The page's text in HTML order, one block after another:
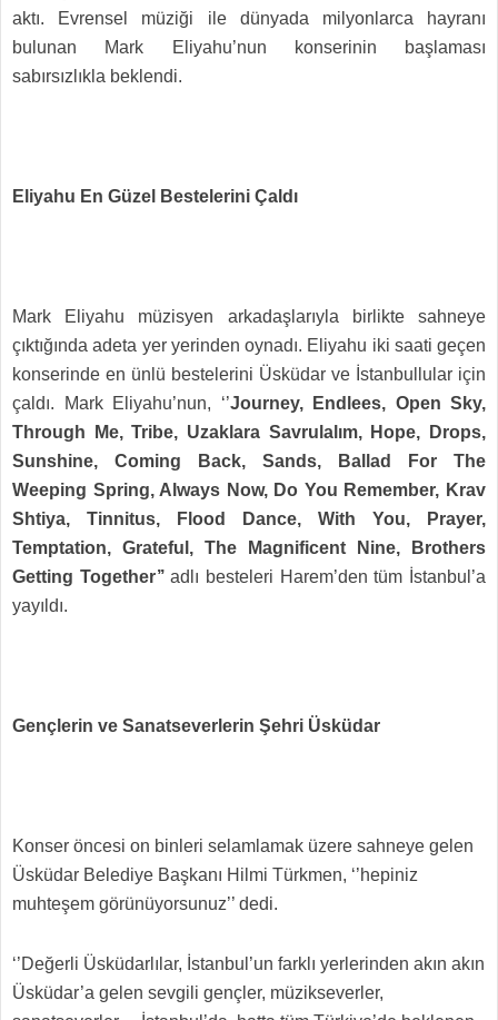
aktı. Evrensel müziği ile dünyada milyonlarca hayranı
bulunan Mark Eliyahu’nun konserinin başlaması
sabırsızlıkla beklendi.
Eliyahu En Güzel Bestelerini Çaldı
Mark Eliyahu müzisyen arkadaşlarıyla birlikte sahneye
çıktığında adeta yer yerinden oynadı. Eliyahu iki saati geçen
konserinde en ünlü bestelerini Üsküdar ve İstanbullular için
çaldı. Mark Eliyahu’nun, ‘’Journey, Endlees, Open Sky,
Through Me, Tribe, Uzaklara Savrulalım, Hope, Drops,
Sunshine, Coming Back, Sands, Ballad For The
Weeping Spring, Always Now, Do You Remember, Krav
Shtiya, Tinnitus, Flood Dance, With You, Prayer,
Temptation, Grateful, The Magnificent Nine, Brothers
Getting Together’’adlı besteleri Harem’den tüm İstanbul’a
yayıldı.
Gençlerin ve Sanatseverlerin Şehri Üsküdar
Konser öncesi on binleri selamlamak üzere sahneye gelen
Üsküdar Belediye Başkanı Hilmi Türkmen, ‘’hepiniz
muhteşem görünüyorsunuz’’ dedi.
‘’Değerli Üsküdarlılar, İstanbul’un farklı yerlerinden akın akın
Üsküdar’a gelen sevgili gençler, müzikseverler,